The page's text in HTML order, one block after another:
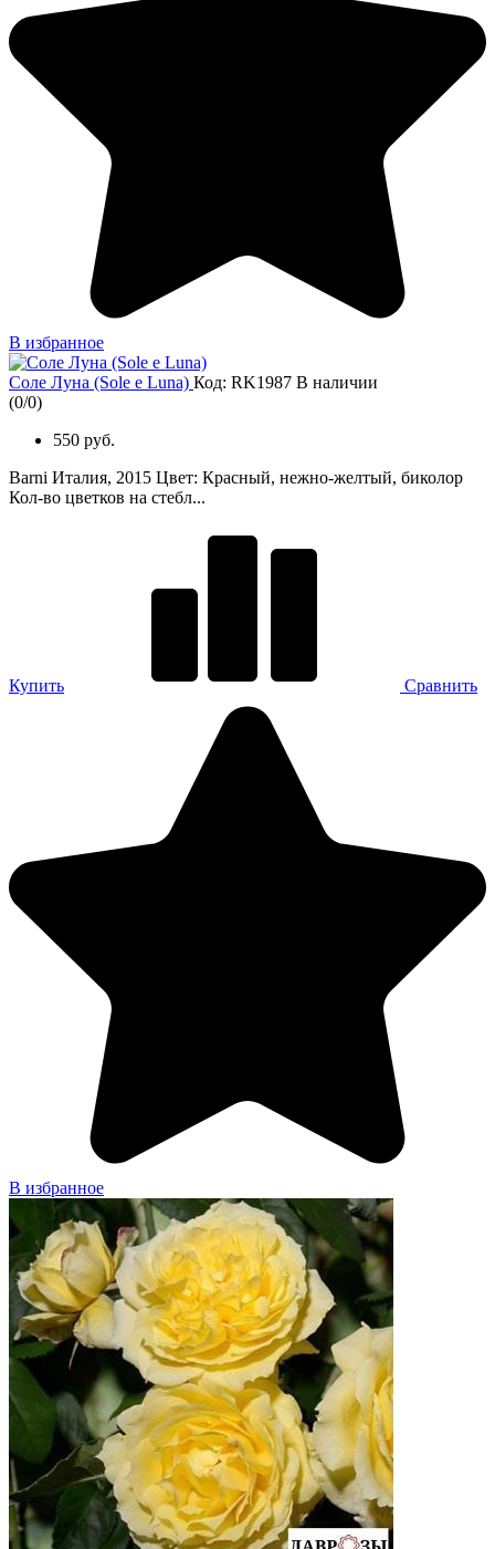
В избранное
Соле Луна (Sole e Luna) Код: RK1987 В наличии
(0/0)
550 руб.
Barni Италия, 2015 Цвет: Красный, нежно-желтый, биколор
Кол-во цветков на стебл...
Купить Сравнить
В избранное